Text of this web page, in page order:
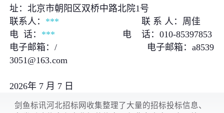
址：北京市朝阳区双桥中路北院1号
联系人： *** 联 系 人：周佳
电 话： *** 电 话：010-85397853
电子邮箱：/ 电子邮箱：a8539
3051@163.com
2026年 7 月 7 日
剑鱼标讯河北招标网收集整理了大量的招标投标信息、